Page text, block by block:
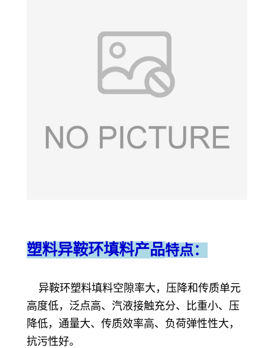
塑料异鞍环填料产品特点：
异鞍环塑料填料空隙率大，压降和传质单元
高度低，泛点高、汽液接触充分、比重小、压
降低，通量大、传质效率高、负荷弹性性大，
抗污性好。